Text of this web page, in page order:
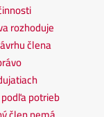
rozhoduje
člena
potrieb